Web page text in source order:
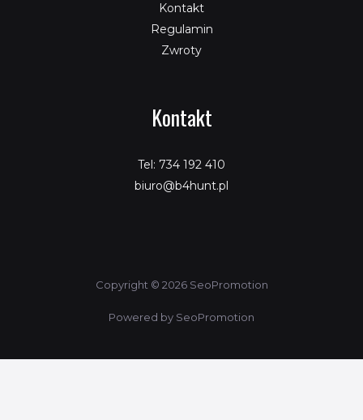
Kontakt
Regulamin
Zwroty
Kontakt
Tel: 734 192 410
biuro@b4hunt.pl
Copyright © 2026 SeoPromotion
Powered by SeoPromotion